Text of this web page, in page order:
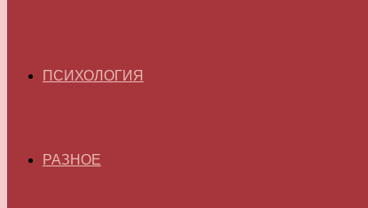
ПСИХОЛОГИЯ
РАЗНОЕ